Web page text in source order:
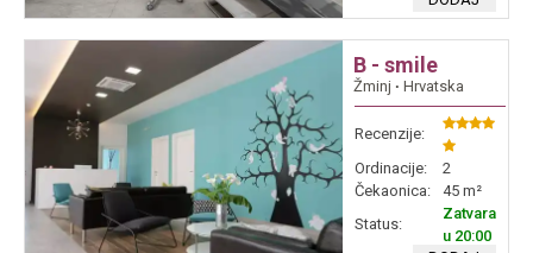
B - smile
Žminj ∙ Hrvatska
Recenzije:
Ordinacije:
2
Čekaonica:
45 m²
Status:
Zatvara
u 20:00